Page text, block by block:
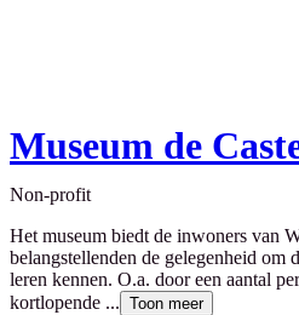
Museum de
Non-profit
Het museum biedt de inwoners van
belangstellenden de gelegenheid om
leren kennen. O.a. door een aantal
kortlopende ... Toon meer